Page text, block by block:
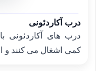
درب آکاردئونی
درب های
کمی اشغال می کنند و